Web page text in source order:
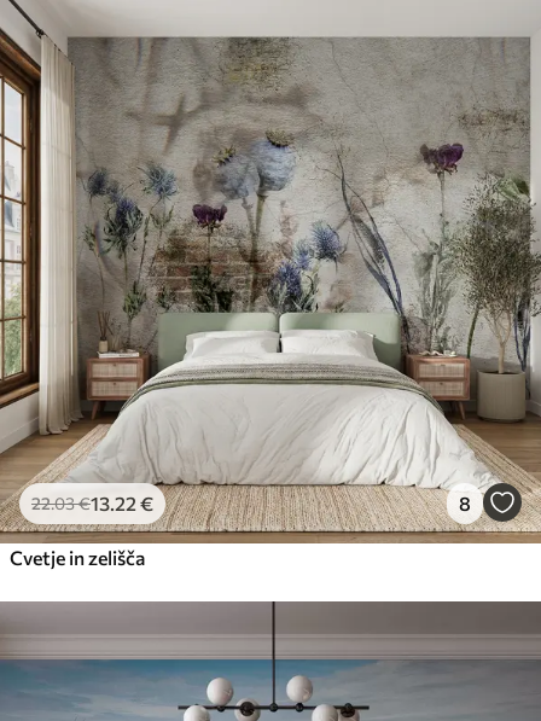
22.03€13 .22 € 8
Cvetje in zelišča